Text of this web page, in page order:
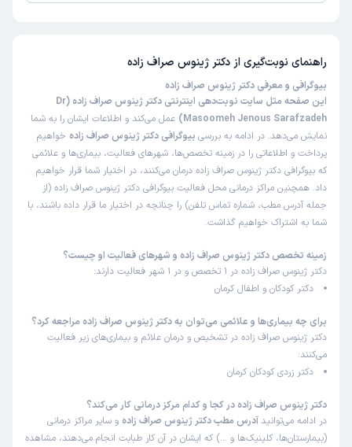
راهنمای نوبت‌گیری از دکتر ژینوس صراف زاده
بیوگرافی و معرفی دکتر ژینوس صراف زاده
این صفحه مثل سایت نوبت‌دهی اینترنتی دکتر ژینوس صراف زاده (Dr
Masoomeh Jenous Sarafzadeh)
عمل می‌کند و اطلاعات ایشان را به شما
نمایش می‌دهد. در ادامه به بررسی بیوگرافی دکتر ژینوس صراف زاده خواهیم
پرداخت و اطلاعاتی را در زمینه تخصص‌ها، شهرهای فعالیت، بیماری‌ها و علائمی
که بیوگرافی دکتر ژینوس صراف زاده درمان می‌کنند، در اختیار شما قرار خواهیم
داد. همچنین مراکز درمانی محل فعالیت بیوگرافی دکتر ژینوس صراف زاده (از
جمله آدرس مطب، شماره تماس تلفن) را چنانچه در اختیار ما قرار داده باشند، با
شما به اشتراک خواهیم گذاشت.
زمینه تخصص دکتر ژینوس صراف زاده و شهرهای فعالیت او چیست؟
دکتر ژینوس صراف زاده در 1 تخصص و در 1 شهر فعالیت دارند:
دکتر کودکان و اطفال کرمان
برای چه بیماری‌ها و علائمی می‌توان به دکتر ژینوس صراف زاده مراجعه کرد؟
دکتر ژینوس صراف زاده در تشخیص و درمان علائم و بیماری‌های زیر فعالیت
می‌کنند:
دکتر زردی کودکان کرمان
دکتر ژینوس صراف زاده در کجا و کدام مرکز درمانی کار می‌کند؟
در ادامه می‌توانید آدرس مطب دکتر ژینوس صراف زاده و سایر مراکز درمانی
(بیمارستان‌ها، کلینیک‌ها و …) که ایشان در آن کار طبابت انجام می‌دهند، مشاهده